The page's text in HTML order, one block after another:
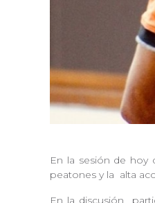
En la sesión de hoy
peatones y la alta
En la discusión